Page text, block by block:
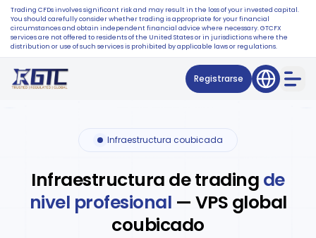
Trading CFDs involves significant risk and may result in the loss of your invested capital.
You should carefully consider whether trading is appropriate for your financial
circumstances and obtain independent financial advice where necessary. GTCFX
services are not offered to residents of the United States or in jurisdictions where the
distribution or use of such services is prohibited by applicable laws or regulations.
Registrarse
Infraestructura coubicada
Infraestructura de trading de
nivel profesional — VPS global
coubicado